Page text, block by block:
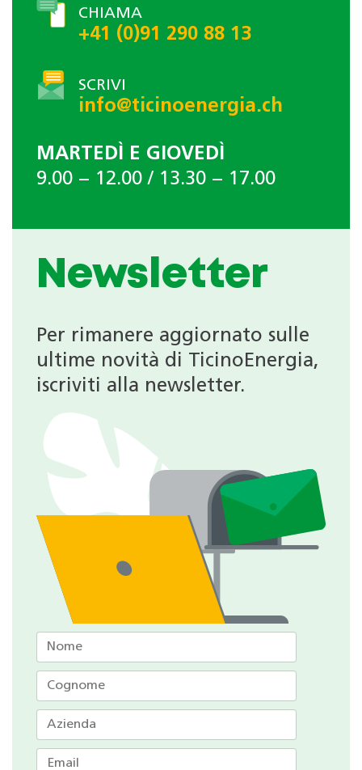
CHIAMA
+41 (0)91 290 88 13
SCRIVI
info@ticinoenergia.ch
MARTEDÌ E GIOVEDÌ
9.00 − 12.00 / 13.30 − 17.00
Newsletter
Per rimanere aggiornato sulle
ultime novità di TicinoEnergia,
iscriviti alla newsletter.